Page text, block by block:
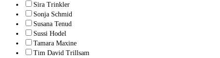
Sira Trinkler
Sonja Schmid
Susana Tenud
Sussi Hodel
Tamara Maxine
Tim David Trillsam